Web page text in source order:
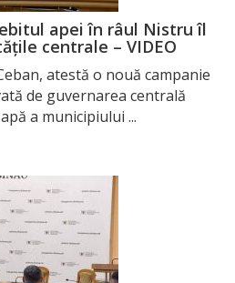
apei în râul Nistru îl
centrale – VIDEO
atestă o nouă campanie
de guvernarea centrală
a municipiului ...